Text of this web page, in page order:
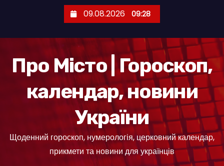
09.08.2026 09:28
Про Місто | Гороскоп,
календар, новини
України
Щоденний гороскоп, нумерологія, церковний календар,
прикмети та новини для українців